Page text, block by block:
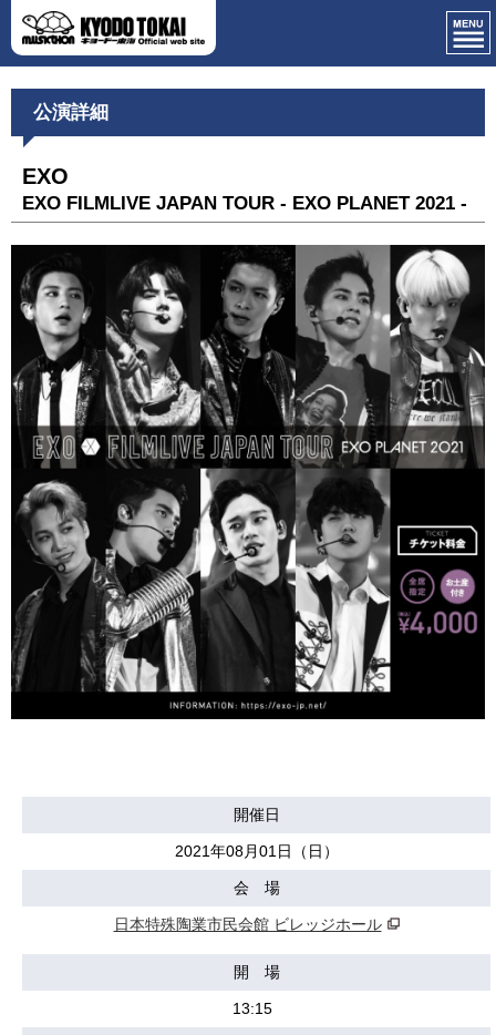
公演詳細
EXO
EXO FILMLIVE JAPAN TOUR - EXO PLANET 2021 -
開催日
2021年08月01日（日）
会 場
日本特殊陶業市民会館 ビレッジホール
開 場
13:15